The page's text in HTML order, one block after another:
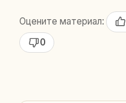
Оцените материал:
0